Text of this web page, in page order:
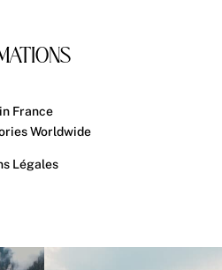
France
Worldwide
Légales